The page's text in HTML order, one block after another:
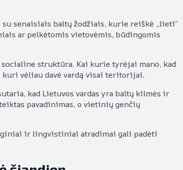
senaisiais baltų žodžiais, kurie reiškė „lieti“
ar pelkėtomis vietovėmis, būdingomis
struktūra. Kai kurie tyrėjai mano, kad
vėliau davė vardą visai teritorijai.
kad Lietuvos vardas yra baltų kilmės ir
pavadinimas, o vietinių genčių
ir lingvistiniai atradimai gali padėti